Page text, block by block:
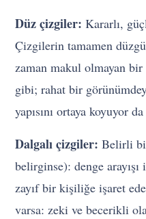
Düz çizgiler: Kararlı,
Çizgilerin tamamen
zaman makul olmayan
gibi; rahat bir
yapısını ortaya koyuyor
Dalgalı çizgiler: Belirli
belirginse): denge
zayıf bir kişiliğe işaret
varsa: zeki ve becerikli